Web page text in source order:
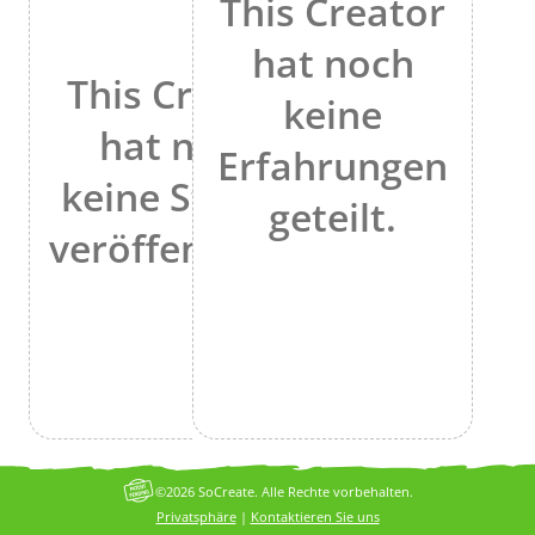
This Creator
hat noch
keine Stories
veröffentlicht.
This Creator
hat noch
keine
Erfahrungen
geteilt.
Privatsphäre| Kontaktieren Sie uns
©2026 SoCreate. Alle Rechte vorbehalten.